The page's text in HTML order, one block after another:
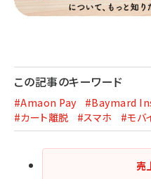
この記事のキーワード
#Amaon Pay #Baymard
#カート離脱
#スマホ #モバ
売